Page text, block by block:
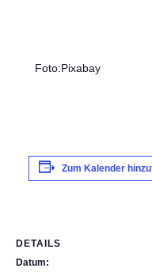
Foto:Pixabay
Zum Kalender
DETAILS
Datum: